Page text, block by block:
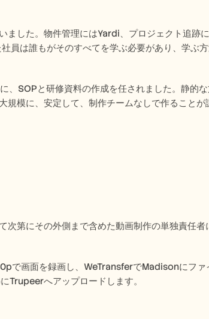
ました。物件管理にはYardi、プロジェクト追跡
は誰もがそのすべてを学ぶ必要があり、学ぶ
SOPと研修資料の作成を任されました。静的
模に、安定して、制作チームなしで作ることが
第にその外側まで含めた動画制作の単独責任者
で画面を録画し、WeTransferでMadisonにファ
Trupeerへアップロードします。